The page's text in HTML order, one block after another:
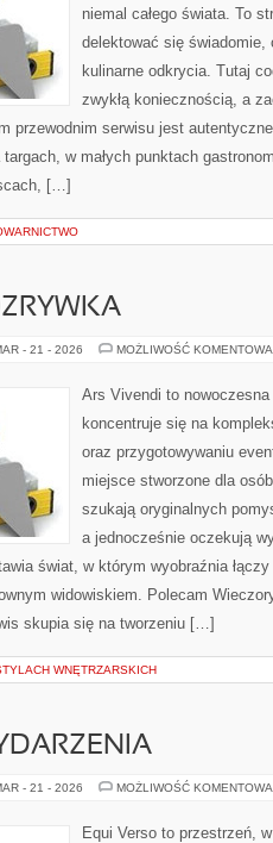
niemal całego świata. To
delektować się
kulinarne odkrycia. Tutaj
zwykłą koniecznością, a
przewodnim serwisu jest
w małych punktach
[…]
- 21 - 2026 MOŻLIWOŚĆ
Ars Vivendi to
koncentruje się na
oraz przygotowywaniu
miejsce stworzone dla
szukają oryginalnych
a jednocześnie oczekują
świat, w którym wyobraźnia
widowiskiem. Polecam
skupia się na tworzeniu […]
WNĘTRZARSKICH
- 21 - 2026 MOŻLIWOŚĆ
Equi Verso to przestrzeń,